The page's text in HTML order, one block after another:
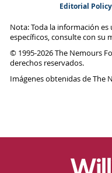
Editorial Policy
Nota: Toda la información
específicos, consulte con su
© 1995-2026 The Nemours
derechos reservados.
Imágenes obtenidas de The